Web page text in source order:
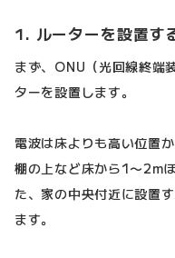
1. ルーターを設置す
まず、ONU（光回線終端
ターを設置します。
電波は床よりも高い位置
棚の上など床から1〜2m
た、家の中央付近に設置
ます。